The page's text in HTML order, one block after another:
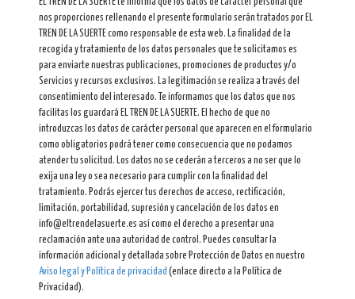
EL TREN DE LA SUERTE te informa que los datos de carácter personal que
nos proporciones rellenando el presente formulario serán tratados por EL
TREN DE LA SUERTE como responsable de esta web. La finalidad de la
recogida y tratamiento de los datos personales que te solicitamos es
para enviarte nuestras publicaciones, promociones de productos y/o
Servicios y recursos exclusivos. La legitimación se realiza a través del
consentimiento del interesado. Te informamos que los datos que nos
facilitas los guardará EL TREN DE LA SUERTE. El hecho de que no
introduzcas los datos de carácter personal que aparecen en el formulario
como obligatorios podrá tener como consecuencia que no podamos
atender tu solicitud. Los datos no se cederán a terceros a no ser que lo
exija una ley o sea necesario para cumplir con la finalidad del
tratamiento. Podrás ejercer tus derechos de acceso, rectificación,
limitación, portabilidad, supresión y cancelación de los datos en
info@eltrendelasuerte.es así como el derecho a presentar una
reclamación ante una autoridad de control. Puedes consultar la
información adicional y detallada sobre Protección de Datos en nuestro
Aviso legal y Política de privacidad (enlace directo a la Política de
Privacidad).